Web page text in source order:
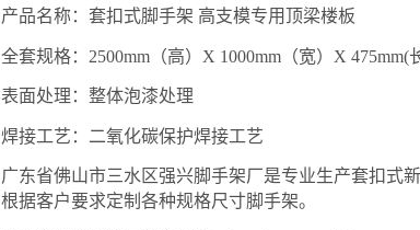
产品名称：套扣式脚手架 高支模专用顶梁楼板
全套规格：2500mm（高）X 1000mm（宽）X 475mm(
表面处理：整体泡漆处理
焊接工艺：二氧化碳保护焊接工艺
广东省佛山市三水区强兴脚手架厂是专业生产套扣式
根据客户要求定制各种规格尺寸脚手架。